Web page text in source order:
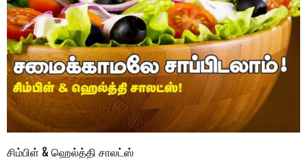
சிம்பிள் & ஹெல்த்தி சாலட்ஸ்